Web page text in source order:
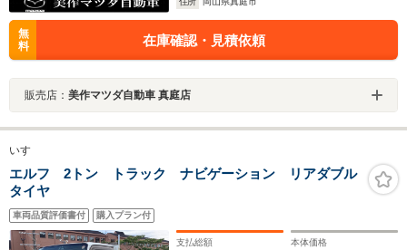
無
料
在庫確認・見積依頼
販売店： 美作マツダ自動車 真庭店
いすゞ
エルフ 2トン トラック ナビゲーション リアダブル
タイヤ
車両品質評価書付 購入プラン付
支払総額 本体価格